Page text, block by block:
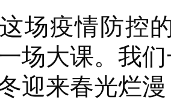
疫情防控的
场大课。我
迎来春光烂